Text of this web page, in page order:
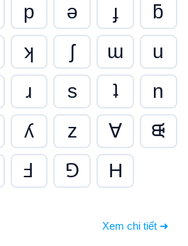
p ǝ ɟ
ƃ
ʞ ʃ ɯ
u
ɹ s ʇ
n
ʎ z ∀
ᙠ
Ⅎ ⅁ H
Xem chi tiết ➜